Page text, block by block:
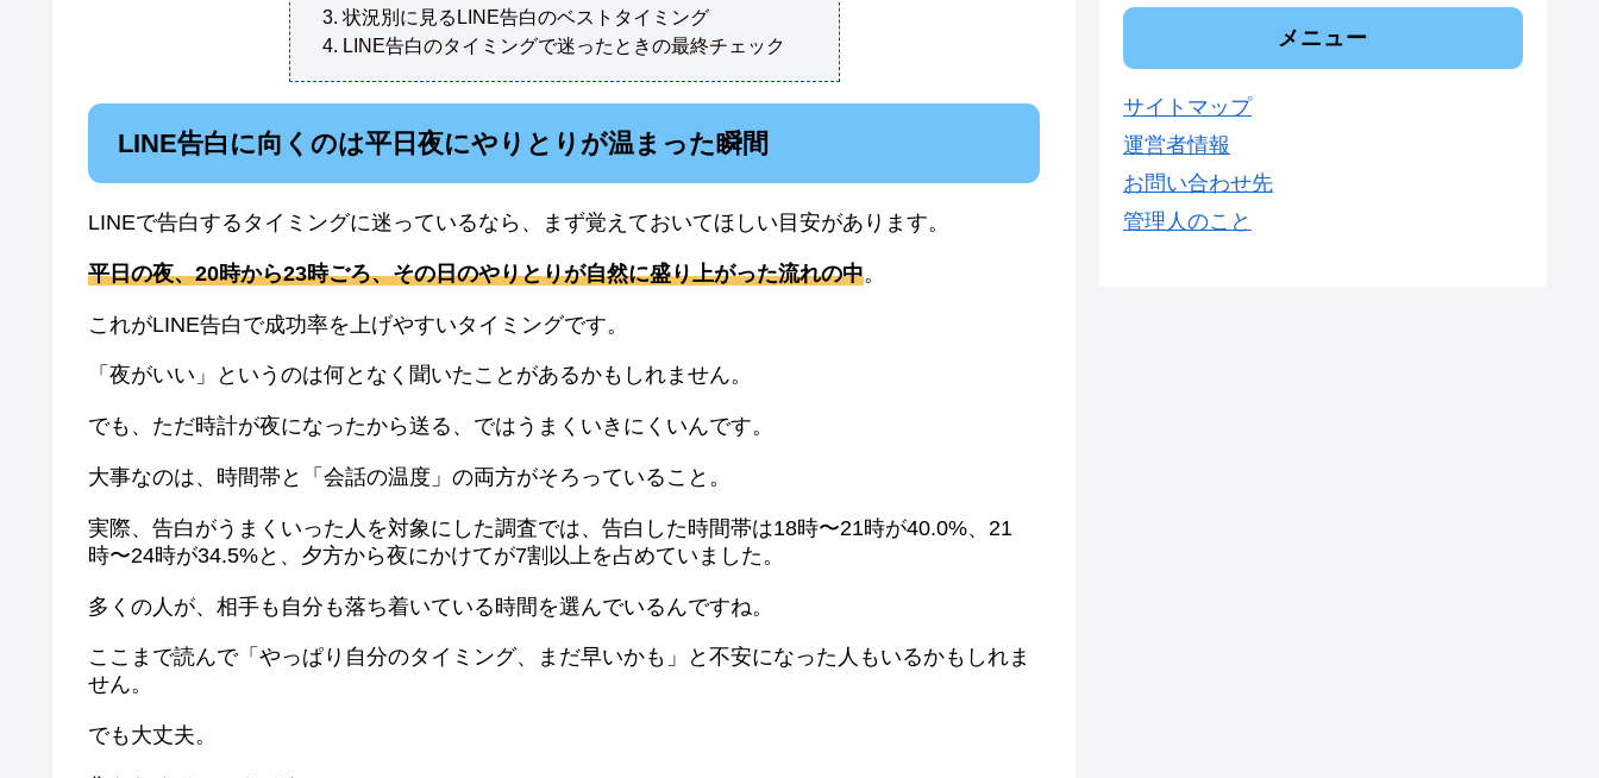
状況別に見るLINE告白のベストタイミング
LINE告白のタイミングで迷ったときの最終チェック
LINE告白に向くのは平日夜にやりとりが温まった瞬間
LINEで告白するタイミングに迷っているなら、まず覚えておいてほしい目安があります。
平日の夜、20時から23時ごろ、その日のやりとりが自然に盛り上がった流れの中。
これがLINE告白で成功率を上げやすいタイミングです。
「夜がいい」というのは何となく聞いたことがあるかもしれません。
でも、ただ時計が夜になったから送る、ではうまくいきにくいんです。
大事なのは、時間帯と「会話の温度」の両方がそろっていること。
実際、告白がうまくいった人を対象にした調査では、告白した時間帯は18時〜21時が40.0%、21
時〜24時が34.5%と、夕方から夜にかけてが7割以上を占めていました。
多くの人が、相手も自分も落ち着いている時間を選んでいるんですね。
ここまで読んで「やっぱり自分のタイミング、まだ早いかも」と不安になった人もいるかもしれま
せん。
でも大丈夫。
メニュー
サイトマップ
運営者情報
お問い合わせ先
管理人のこと